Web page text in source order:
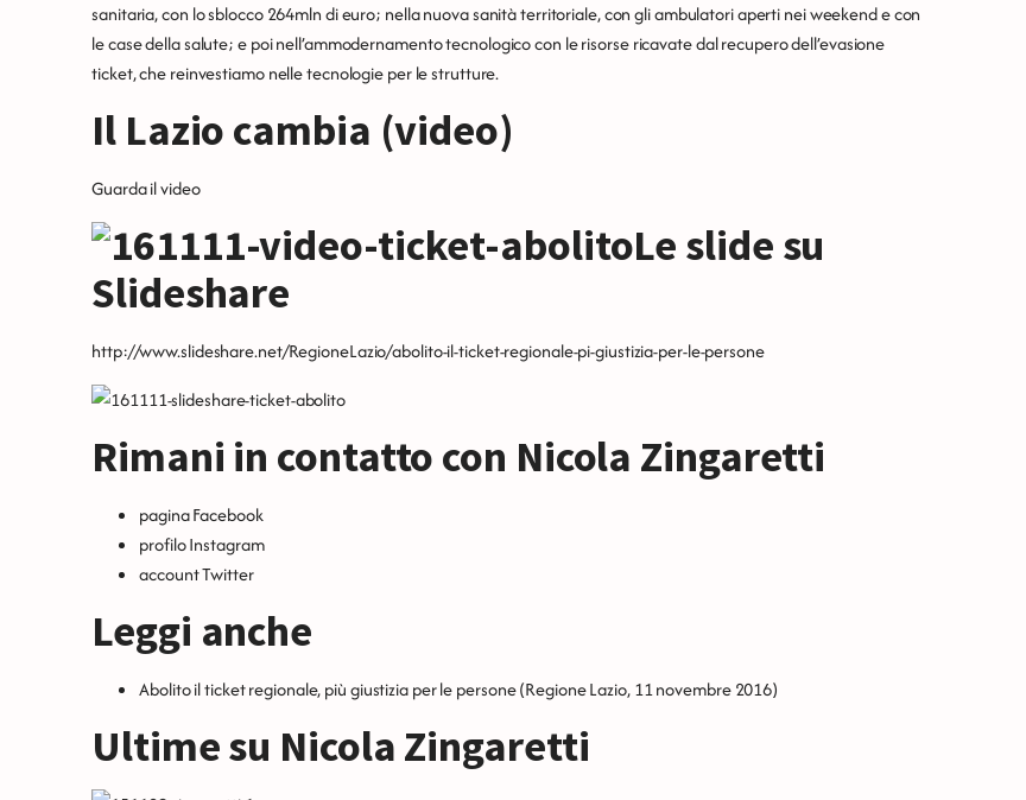
sanitaria, con lo sblocco 264mln di euro; nella nuova sanità territoriale, con gli ambulatori aperti nei weekend e con
le case della salute; e poi nell’ammodernamento tecnologico con le risorse ricavate dal recupero dell’evasione
ticket, che reinvestiamo nelle tecnologie per le strutture.
Il Lazio cambia (video)
Guarda il video
Le slide su
Slideshare
http://www.slideshare.net/RegioneLazio/abolito-il-ticket-regionale-pi-giustizia-per-le-persone
Rimani in contatto con Nicola Zingaretti
pagina Facebook
profilo Instagram
account Twitter
Leggi anche
Abolito il ticket regionale, più giustizia per le persone(Regione Lazio, 11 novembre 2016)
Ultime su Nicola Zingaretti